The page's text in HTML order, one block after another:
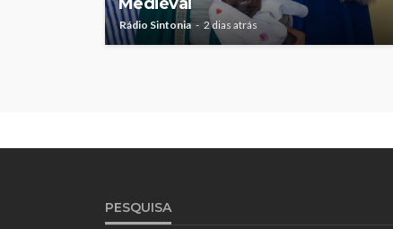
Rádio Sintonia 2 dias atrás
PESQUISA